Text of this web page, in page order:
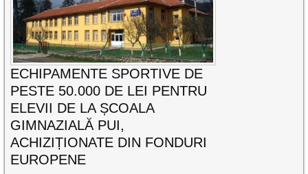
ECHIPAMENTE SPORTIVE DE
PESTE 50.000 DE LEI PENTRU
ELEVII DE LA ȘCOALA
GIMNAZIALĂ PUI,
ACHIZIȚIONATE DIN FONDURI
EUROPENE